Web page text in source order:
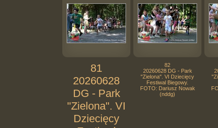
81
20260628
DG - Park
"Zielona". VI
Dziecięcy
82
20260628 DG - Park
"Zielona". VI Dziecięcy
Festiwal Biegowy.
FOTO: Dariusz Nowak
(nddg)